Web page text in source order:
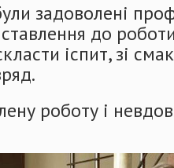
задоволені
до
іспит, зі
роботу і